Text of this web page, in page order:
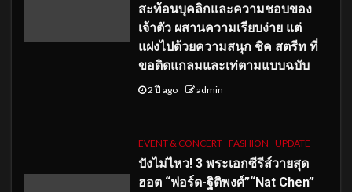
สะท้อนบุคลิกและความชอบของ
เจ้าตัว ผสานความเรียบง่าย แต่
แฝงไปด้วยความสนุก ชิค สตรีท ที่
ขอติดแกลมและเท่ตามแบบฉบับ
2 ปี ago admin
EVENT & CONCERT FASHION UPDATE
ปังไม่ไหว! 3 พระเอกซีรีส์วายสุด
ฮอต “ฟอร์ด-ฐิติพงศ์”“Nat Chen”